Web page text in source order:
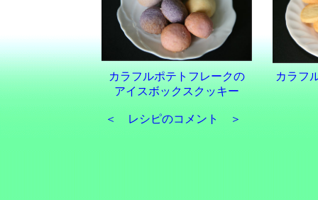
カラフルポテトフレークの
アイスボックスクッキー
カラフ
＜ レシピのコメント ＞